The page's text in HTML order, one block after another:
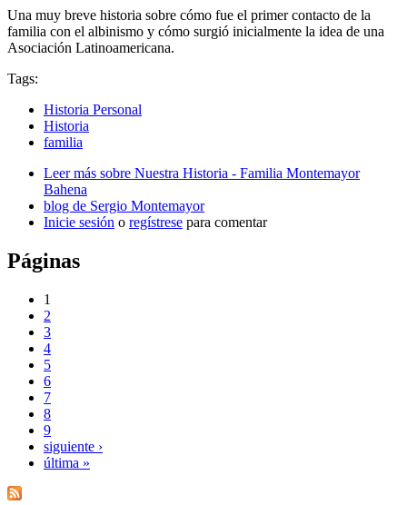
Una muy breve historia sobre cómo fue el primer contacto de la
familia con el albinismo y cómo surgió inicialmente la idea de una
Asociación Latinoamericana.
Tags:
Historia Personal
Historia
familia
Leer más sobre Nuestra Historia - Familia Montemayor
Bahena
blog de Sergio Montemayor
Inicie sesión o regístrese para comentar
Páginas
1
2
3
4
5
6
7
8
9
siguiente ›
última »